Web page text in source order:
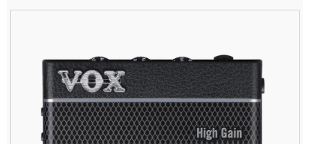
produktu
hviezdičiek.